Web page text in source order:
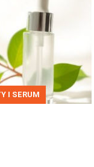
I SERUM